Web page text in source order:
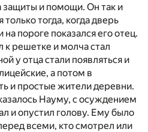
защиты и помощи. Он так и
тогда, когда дверь
пороге показался его отец.
решетке и молча стал
у отца стали появляться и
а потом в
и простые жители деревни.
Науму, с осуждением
и опустил голову. Ему было
всеми, кто смотрел или